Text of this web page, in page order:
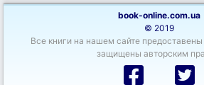
book-online.com.ua
© 2019
Все книги на нашем сайте
защищены авторским